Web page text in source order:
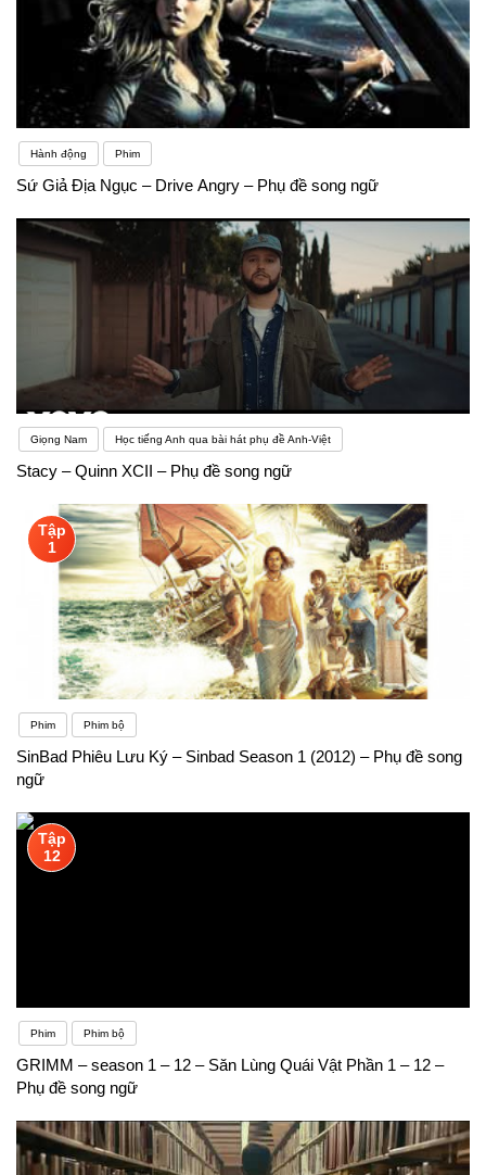
Hành động Phim
Sứ Giả Địa Ngục – Drive Angry – Phụ đề song ngữ
Giọng Nam Học tiếng Anh qua bài hát phụ đề Anh-Việt
Stacy – Quinn XCII – Phụ đề song ngữ
Tập
1
Phim Phim bộ
SinBad Phiêu Lưu Ký – Sinbad Season 1 (2012) – Phụ đề song
ngữ
Tập
12
Phim Phim bộ
GRIMM – season 1 – 12 – Săn Lùng Quái Vật Phần 1 – 12 –
Phụ đề song ngữ